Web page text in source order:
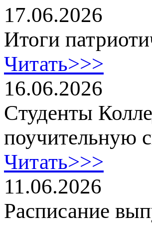
17.06.2026
Итоги
Читать>>>
16.06.2026
Cтуденты
поучительную
Читать>>>
11.06.2026
Расписание